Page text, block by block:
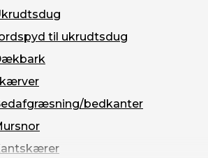
til ukrudtsdug
bedkanter